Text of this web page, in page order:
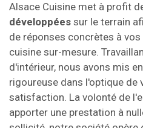
Alsace Cuisine met à profit
développées sur le terrain
de réponses concrètes à
cuisine sur-mesure.
d'intérieur, nous avons mis
rigoureuse dans l'optique de
satisfaction. La volonté de
apporter une prestation à